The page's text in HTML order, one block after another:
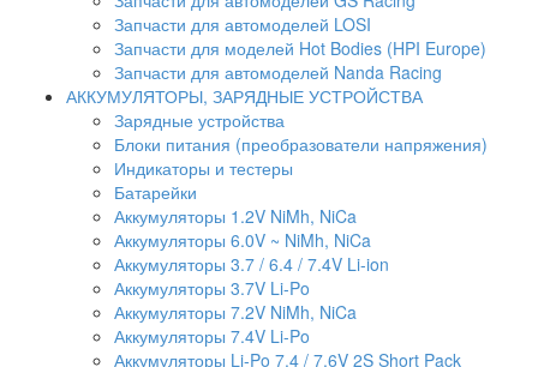
Запчасти для автомоделей LOSI
Запчасти для моделей Hot Bodies (HPI Europe)
Запчасти для автомоделей Nanda Racing
АККУМУЛЯТОРЫ, ЗАРЯДНЫЕ УСТРОЙСТВА
Зарядные устройства
Блоки питания (преобразователи напряжения)
Индикаторы и тестеры
Батарейки
Аккумуляторы 1.2V NiMh, NiCa
Аккумуляторы 6.0V ~ NiMh, NiCa
Аккумуляторы 3.7 / 6.4 / 7.4V Li-ion
Аккумуляторы 3.7V Li-Po
Аккумуляторы 7.2V NiMh, NiCa
Аккумуляторы 7.4V Li-Po
Аккумуляторы Li-Po 7.4 / 7.6V 2S Short Pack